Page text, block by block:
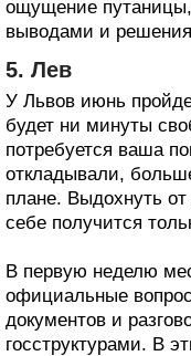
ощущение
выводами и
5. Лев
У Львов июнь
будет ни минуты
потребуется ваша
откладывали,
плане. Выдохнуть
себе получится
В первую неделю
официальные
документов и
госструктурами. В